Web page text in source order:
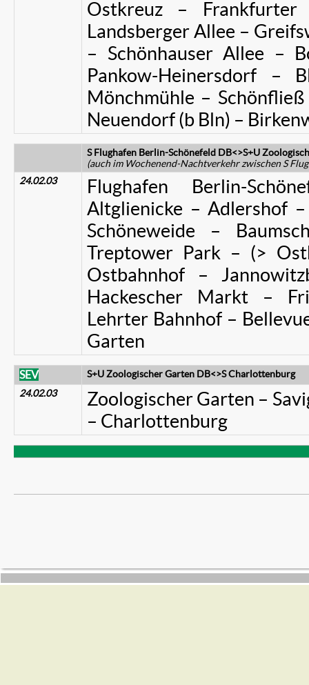
Ostkreuz –
Landsberger Allee –
– Schönhauser Allee –
Pankow-Heinersdorf –
Mönchmühle –
Neuendorf (b Bln) –
S Flughafen Berlin-Schönefeld DB<>S+U
(auch im Wochenend-Nachtverkehr zwischen S
24.02.03
Flughafen Berlin-
Altglienicke – Adlershof
Schöneweide –
Treptower Park – (>
Ostbahnhof –
Hackescher Markt –
Lehrter Bahnhof –
Garten
SEV
S+U Zoologischer Garten DB<>S Charlottenburg
24.02.03
Zoologischer Garten –
– Charlottenburg